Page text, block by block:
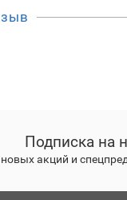
Подписка на
новых акций и